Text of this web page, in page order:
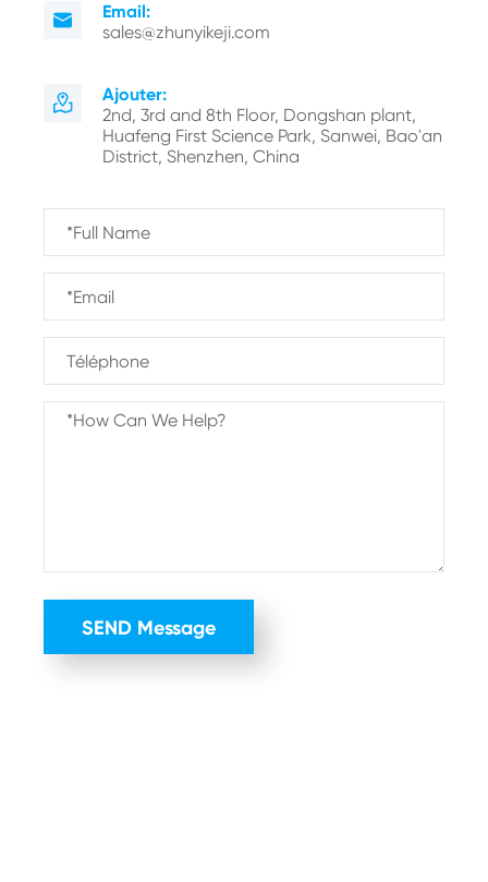

Email:
sales@zhunyikeji.com

Ajouter:
2nd, 3rd and 8th Floor, Dongshan plant,
Huafeng First Science Park, Sanwei, Bao'an
District, Shenzhen, China
SEND Message